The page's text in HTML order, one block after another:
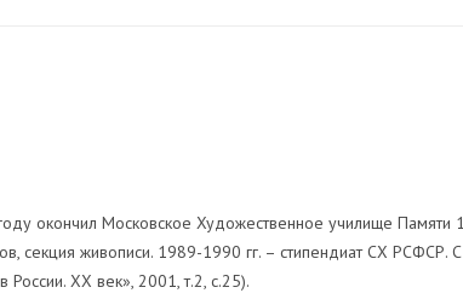
окончил Московское Художественное училище Памяти
секция живописи. 1989-1990 гг. – стипендиат СХ РСФСР.
России. XX век», 2001, т.2, с.25).